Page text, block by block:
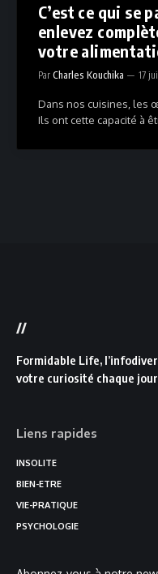
C’est ce qui se
enlevez
votre
Par Charles Kouchika 17
Dans nos cuisines, les
Ils ont cette capacité à
//
Formidable Life,
votre curiosité chaque jour
Liens rapides
INSOLITE
BIEN-ETRE
VIE-PRATIQUE
PSYCHOLOGIE